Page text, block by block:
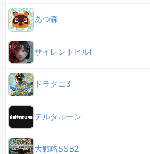
あつ森
サイレントヒルf
ドラクエ3
デルタルーン
大戦略SSB2